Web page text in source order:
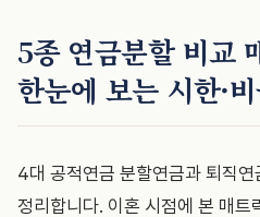
5종 연금분할 비교
한눈에 보는 시한·
4대 공적연금 분할연금과 퇴직
정리합니다. 이혼 시점에 본 매트